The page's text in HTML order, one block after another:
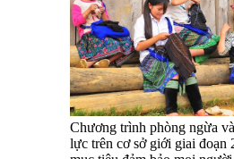
Chương trình phòng ngừa
lực trên cơ sở giới giai đoạn